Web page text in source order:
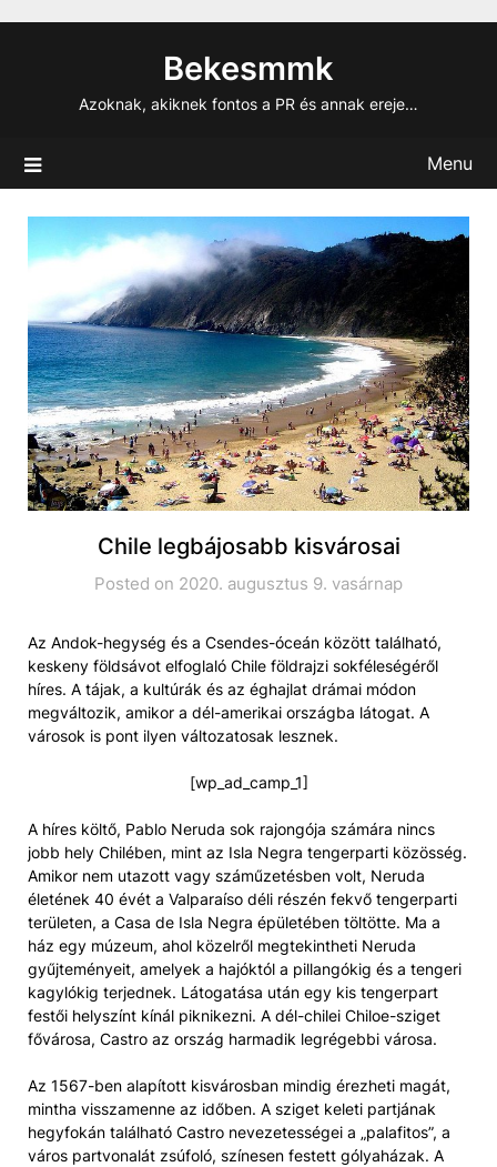
Bekesmmk
Azoknak, akiknek fontos a PR és annak ereje…
Menu
Chile legbájosabb kisvárosai
Posted on 2020. augusztus 9. vasárnap
Az Andok-hegység és a Csendes-óceán között található,
keskeny földsávot elfoglaló Chile földrajzi sokféleségéről
híres. A tájak, a kultúrák és az éghajlat drámai módon
megváltozik, amikor a dél-amerikai országba látogat. A
városok is pont ilyen változatosak lesznek.
[wp_ad_camp_1]
A híres költő, Pablo Neruda sok rajongója számára nincs
jobb hely Chilében, mint az Isla Negra tengerparti közösség.
Amikor nem utazott vagy száműzetésben volt, Neruda
életének 40 évét a Valparaíso déli részén fekvő tengerparti
területen, a Casa de Isla Negra épületében töltötte. Ma a
ház egy múzeum, ahol közelről megtekintheti Neruda
gyűjteményeit, amelyek a hajóktól a pillangókig és a tengeri
kagylókig terjednek. Látogatása után egy kis tengerpart
festői helyszínt kínál piknikezni. A dél-chilei Chiloe-sziget
fővárosa, Castro az ország harmadik legrégebbi városa.
Az 1567-ben alapított kisvárosban mindig érezheti magát,
mintha visszamenne az időben. A sziget keleti partjának
hegyfokán található Castro nevezetességei a „palafitos”, a
város partvonalát zsúfoló, színesen festett gólyaházak. A